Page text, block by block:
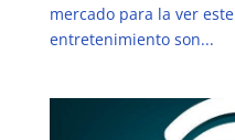
mercado para la ver
entretenimiento son...